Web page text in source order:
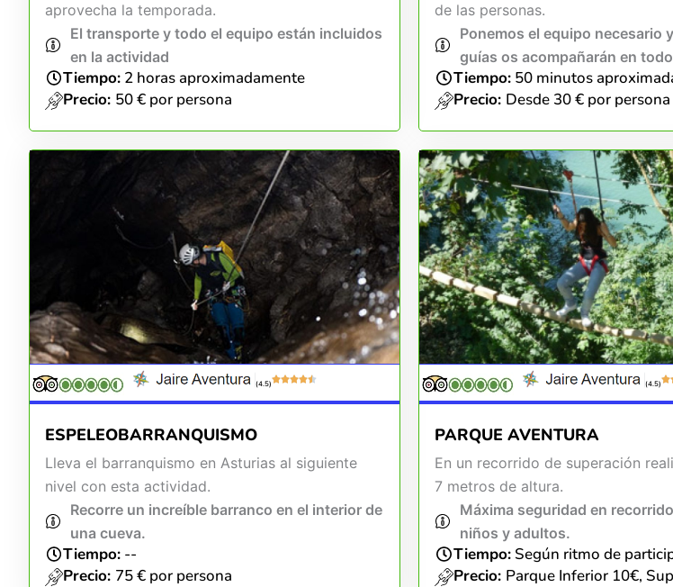
aprovecha la temporada.
El transporte y todo el equipo están incluidos
en la actividad
Tiempo: 2 horas aproximadamente
Precio: 50 € por persona
de las personas.
Ponemos el equipo necesario
guías os acompañarán en
Tiempo:50 minutos
Precio: Desde 30 € por persona
(4.5)
ESPELEOBARRANQUISMO
Lleva el barranquismo en Asturias al siguiente
nivel con esta actividad.
Recorre un increíble barranco en el interior de
una cueva.
Tiempo: --
Precio: 75 € por persona
(4.5)
PARQUE AVENTURA
En un recorrido de superación
7 metros de altura.
Máxima seguridad en
niños y adultos.
Tiempo:Según ritmo de
Precio: Parque Inferior 10€,